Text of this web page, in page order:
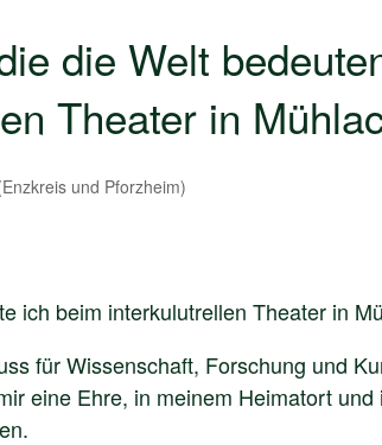
die Welt
Theater in
und Pforzheim)
ich beim interkulutrellen Theater in
für Wissenschaft, Forschung und
eine Ehre, in meinem Heimatort